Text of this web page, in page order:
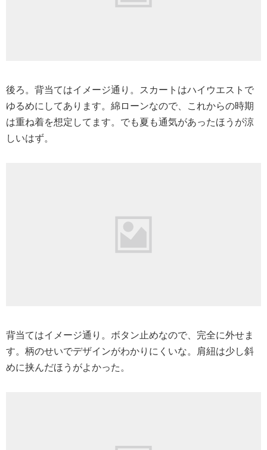
後ろ。背当てはイメージ通り。スカートはハイウエストで
ゆるめにしてあります。綿ローンなので、これからの時期
は重ね着を想定してます。でも夏も通気があったほうが涼
しいはず。
背当てはイメージ通り。ボタン止めなので、完全に外せま
す。柄のせいでデザインがわかりにくいな。肩紐は少し斜
めに挟んだほうがよかった。